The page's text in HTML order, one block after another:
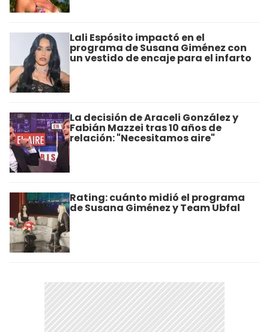
Lali Espósito impactó en el
programa de Susana Giménez con
un vestido de encaje para el infarto
La decisión de Araceli González y
Fabián Mazzei tras 10 años de
relación: "Necesitamos aire"
Rating: cuánto midió el programa
de Susana Giménez y Team Ubfal